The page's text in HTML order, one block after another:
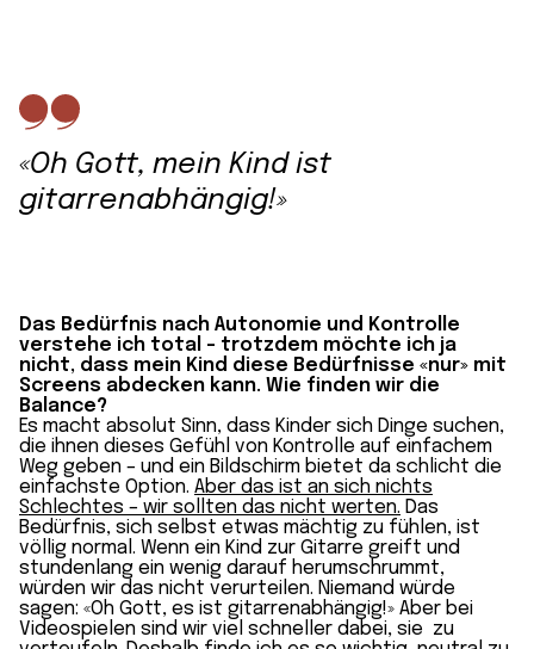
«Oh Gott, mein Kind ist
gitarrenabhängig!»
Das Bedürfnis nach Autonomie und Kontrolle
verstehe ich total – trotzdem möchte ich ja
nicht, dass mein Kind diese Bedürfnisse «nur» mit
Screens abdecken kann. Wie finden wir die
Balance?
Es macht absolut Sinn, dass Kinder sich Dinge suchen,
die ihnen dieses Gefühl von Kontrolle auf einfachem
Weg geben – und ein Bildschirm bietet da schlicht die
einfachste Option. Aber das ist an sich nichts
Schlechtes – wir sollten das nicht werten. Das
Bedürfnis, sich selbst etwas mächtig zu fühlen, ist
völlig normal. Wenn ein Kind zur Gitarre greift und
stundenlang ein wenig darauf herumschrummt,
würden wir das nicht verurteilen. Niemand würde
sagen: «Oh Gott, es ist gitarrenabhängig!» Aber bei
Videospielen sind wir viel schneller dabei, sie zu